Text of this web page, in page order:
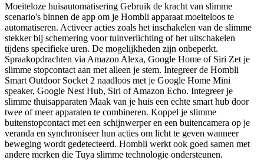
Moeiteloze huisautomatisering Gebruik de kracht van slimme
scenario's binnen de app om je Hombli apparaat moeiteloos te
automatiseren. Activeer acties zoals het inschakelen van de slimme
stekker bij schemering voor tuinverlichting of het uitschakelen
tijdens specifieke uren. De mogelijkheden zijn onbeperkt.
Spraakopdrachten via Amazon Alexa, Google Home of Siri Zet je
slimme stopcontact aan met alleen je stem. Integreer de Hombli
Smart Outdoor Socket 2 naadloos met je Google Home Mini
speaker, Google Nest Hub, Siri of Amazon Echo. Integreer je
slimme thuisapparaten Maak van je huis een echte smart hub door
twee of meer apparaten te combineren. Koppel je slimme
buitenstopcontact met een schijnwerper en een buitencamera op je
veranda en synchroniseer hun acties om licht te geven wanneer
beweging wordt gedetecteerd. Hombli werkt ook goed samen met
andere merken die Tuya slimme technologie ondersteunen.